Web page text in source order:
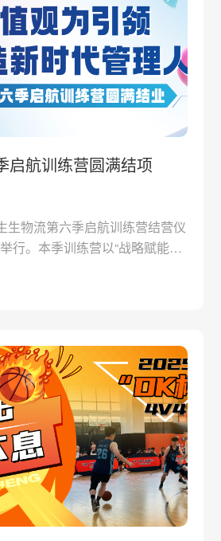
启航训练营圆满结项
生物流第六季启航训练营结营仪
行。本季训练营以“战略赋能、
等部门共计38位学员参加。聚
、案例研讨等形式，全面提升
观认同。经过5个月的学习与实
成